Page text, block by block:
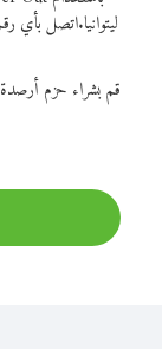
ليتوانيا.
قم بشراء حزم